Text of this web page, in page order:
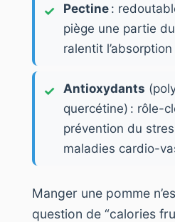
Pectine :
piège une partie
ralentit
Antioxydants
quercétine) : rôle-
prévention du
maladies cardio-
Manger une pomme
question de “calories